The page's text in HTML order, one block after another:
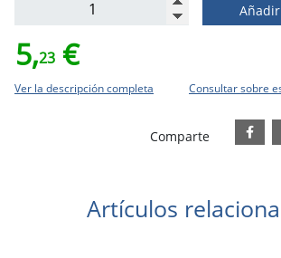
5,23 €
Ver la descripción completa Consultar sobre
Comparte
Artículos